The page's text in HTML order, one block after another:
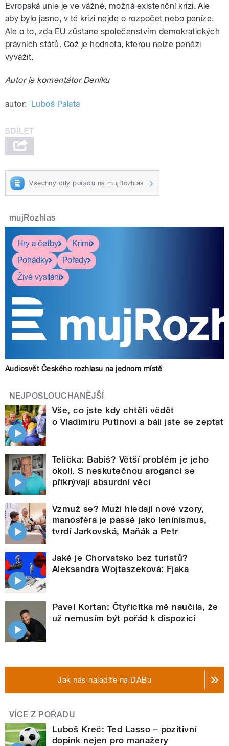
Evropská unie je ve vážné, možná existenční krizi. Ale
aby bylo jasno, v té krizi nejde o rozpočet nebo peníze.
Ale o to, zda EU zůstane společenstvím demokratických
právních států. Což je hodnota, kterou nelze penězi
vyvážit.
Autor je komentátor Deníku
autor: Luboš Palata
Všechny díly pořadu na mujRozhlas
mujRozhlas
Hry a četby
Krimi
Pohádky
Pořady
Živé vysílání
Audiosvět Českého rozhlasu na jednom místě
NEJPOSLOUCHANĚJŠÍ
Vše, co jste kdy chtěli vědět
o Vladimiru Putinovi a báli jste se zeptat
Telička: Babiš? Větší problém je jeho
okolí. S neskutečnou arogancí se
přikrývají absurdní věci
Vzmuž se? Muži hledají nové vzory,
manosféra je passé jako leninismus,
tvrdí Jarkovská, Maňák a Petr
Jaké je Chorvatsko bez turistů?
Aleksandra Wojtaszeková: Fjaka
Pavel Kortan: Čtyřicítka mě naučila, že
už nemusím být pořád k dispozici
Jak nás naladíte na DABu
VÍCE Z POŘADU
Luboš Kreč: Ted Lasso – pozitivní
dopink nejen pro manažery